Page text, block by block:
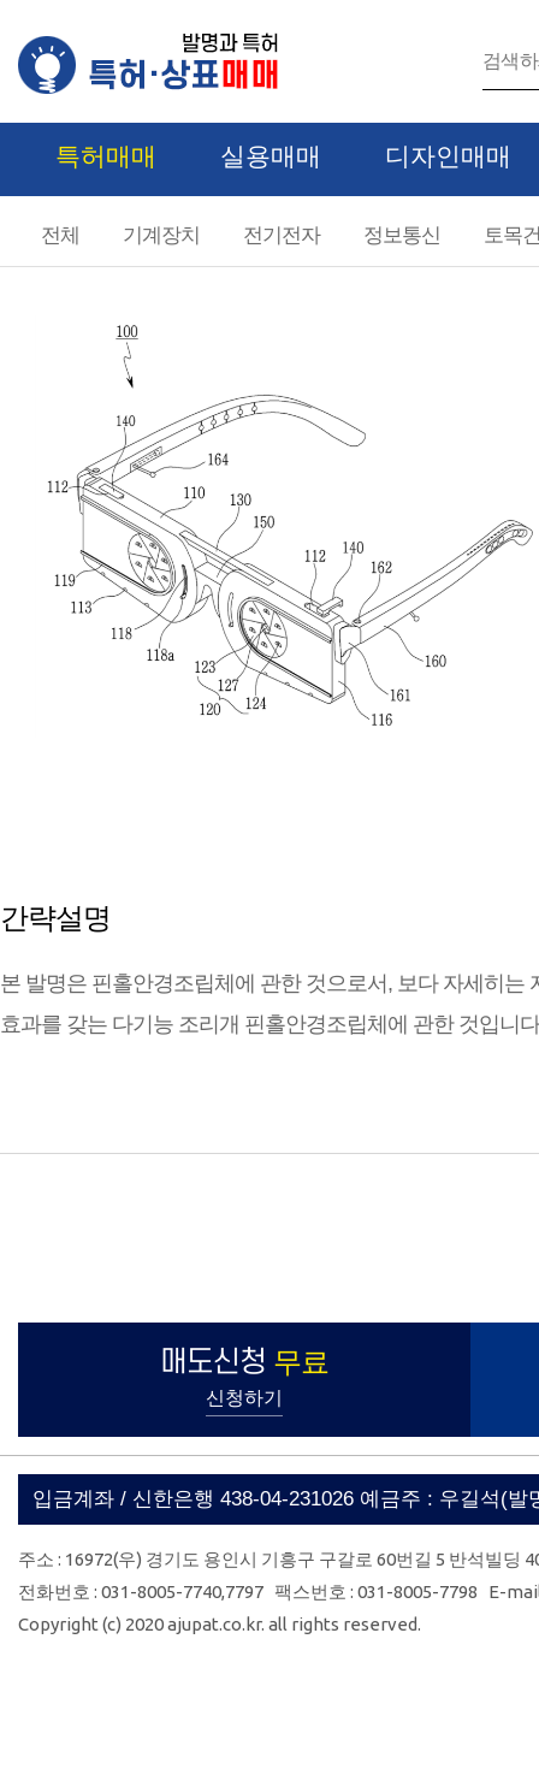
특허매매 실용매매 디자인매매
전체 기계장치 전기전자 정보통신 토목
간략설명
본 발명은 핀홀안경조립체에 관한 것으로서, 보다 자세히
효과를 갖는 다기능 조리개 핀홀안경조립체에 관한 것입니
매도신청 무료
신청하기
입금계좌 / 신한은행 438-04-231026 예금주 : 우길석(발
주소 : 16972(우) 경기도 용인시 기흥구 구갈로 60번길 5 반석빌
전화번호 : 031-8005-7740,7797 팩스번호 : 031-8005-7798 E-
Copyright (c) 2020 ajupat.co.kr. all rights reserved.